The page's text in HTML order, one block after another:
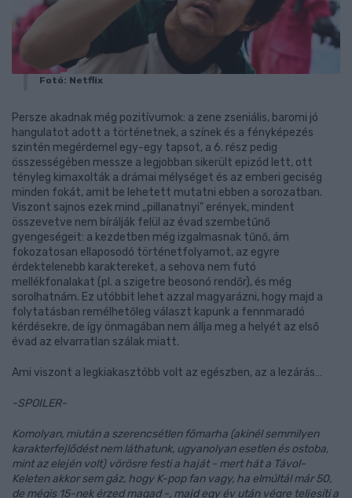
Fotó: Netflix
Persze akadnak még pozitívumok: a zene zseniális, baromi jó
hangulatot adott a történetnek, a színek és a fényképezés
szintén megérdemel egy-egy tapsot, a 6. rész pedig
összességében messze a legjobban sikerült epizód lett, ott
tényleg kimaxolták a drámai mélységet és az emberi geciség
minden fokát, amit be lehetett mutatni ebben a sorozatban.
Viszont sajnos ezek mind „pillanatnyi" erények, mindent
összevetve nem bírálják felül az évad szembetűnő
gyengeségeit: a kezdetben még izgalmasnak tűnő, ám
fokozatosan ellaposodó történetfolyamot, az egyre
érdektelenebb karaktereket, a sehova nem futó
mellékfonalakat (pl. a szigetre beosonó rendőr), és még
sorolhatnám. Ez utóbbit lehet azzal magyarázni, hogy majd a
folytatásban remélhetőleg választ kapunk a fennmaradó
kérdésekre, de így önmagában nem állja meg a helyét az első
évad az elvarratlan szálak miatt.
Ami viszont a legkiakasztóbb volt az egészben, az a lezárás…
-SPOILER-
Komolyan, miután a szerencsétlen főmarha (akinél semmilyen
karakterfejlődést nem láthatunk, ugyanolyan esetlen és ostoba,
mint az elején volt) vörösre festi a haját - mert hát a Távol-
Keleten akkor sem gáz, hogy K-pop fan vagy, ha elmúltál már 50,
de mégis 15-nek érzed magad -, majd egy év után végre teljesíti a